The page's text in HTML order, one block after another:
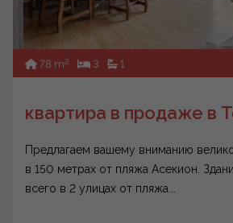
78 m2 3 1
квартира в продаже в
Предлагаем вашему вниманию
в 150 метрах от пляжа Асекион.
всего в 2 улицах от пляжа...